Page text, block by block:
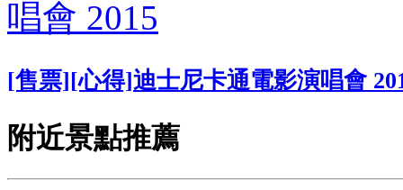
[售票][心得]迪士尼卡通電影演唱會
附近景點推薦